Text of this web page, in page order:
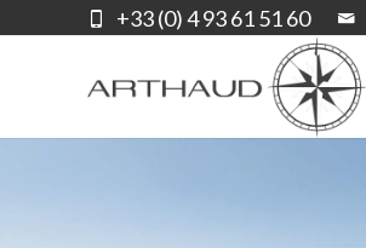
+33 (0) 4 93 61 51 60